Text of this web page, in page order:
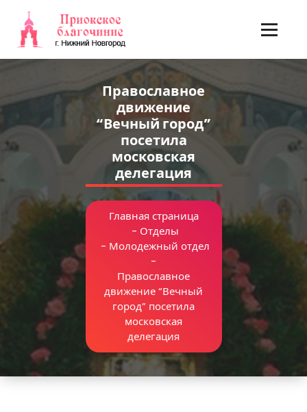
содержимому
Православное
движение
“Вечный город”
посетила
московская
делегация
Главная страница
- Отделы
- Молодежный отдел
-
Православное
движение “Вечный
город” посетила
московская
делегация